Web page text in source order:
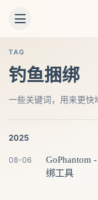
TAG
钓鱼捆绑
一些关键词，用来更快
2025
08-06
GoPhantom
绑工具